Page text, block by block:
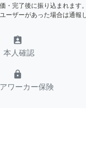
・完了後に振り込まれます
ーザーがあった場合は通報
assignment_ind
本人確認
lock
ワーカー保険